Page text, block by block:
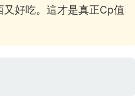
好吃。這才是真正Cp值